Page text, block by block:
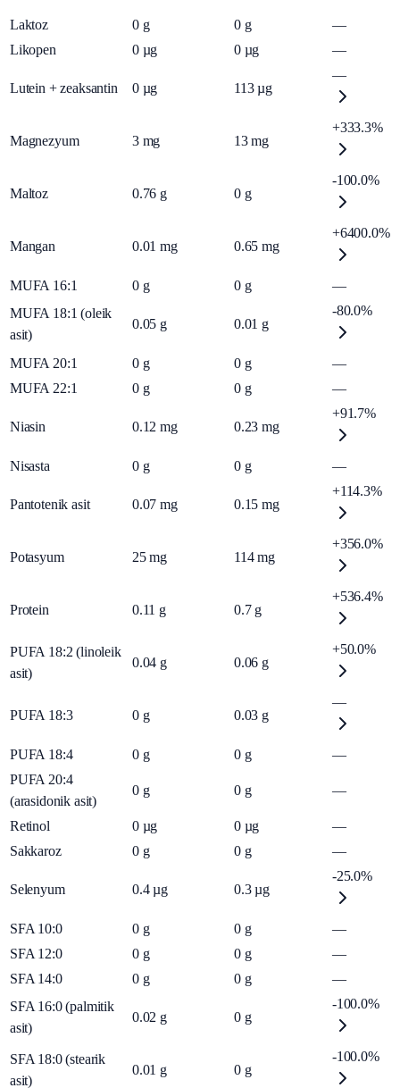
Laktoz 0 g 0 g
—
Likopen
0 µg 0 µg —
Lutein + zeaksantin 0 µg 113 µg
—
Magnezyum 3 mg 13 mg
+333.3%
Maltoz 0.76 g 0 g
-100.0%
Mangan 0.01 mg 0.65 mg
+6400.0%
MUFA 16:1 0 g 0 g
—
MUFA 18:1 (oleik
asit)
0.05 g 0.01 g
-80.0%
MUFA 20:1 0 g 0 g
—
MUFA 22:1
0 g 0 g —
Niasin 0.12 mg 0.23 mg
+91.7%
Nisasta 0 g 0 g —
Pantotenik asit 0.07 mg 0.15 mg
+114.3%
Potasyum 25 mg 114 mg
+356.0%
Protein 0.11 g 0.7 g
+536.4%
PUFA 18:2 (linoleik
asit)
0.04 g 0.06 g
+50.0%
PUFA 18:3 0 g 0.03 g
—
PUFA 18:4 0 g 0 g
—
PUFA 20:4
(arasidonik asit)
0 g 0 g —
Retinol 0 µg 0 µg
—
Sakkaroz
0 g 0 g —
Selenyum 0.4 µg 0.3 µg
-25.0%
SFA 10:0 0 g 0 g
—
SFA 12:0
0 g 0 g
—
SFA 14:0
0 g 0 g
—
SFA 16:0 (palmitik
asit)
0.02 g 0 g
-100.0%
SFA 18:0 (stearik
asit)
0.01 g 0 g
-100.0%